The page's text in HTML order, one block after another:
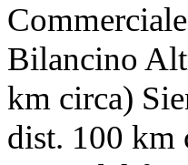
Bilancino
km circa)
dist. 100 km